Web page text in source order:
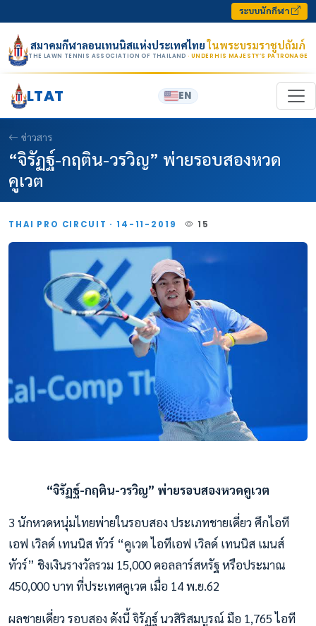
ระบบนักกีฬา
สมาคมกีฬาลอนเทนนิสแห่งประเทศไทยในพระบรมราชูปถัมภ์
THE LAWN TENNIS ASSOCIATION OF THAILAND · UNDER HIS MAJESTY’S PATRONAGE
LTAT EN
ข่าวสาร
“จิรัฏฐ์-กฤติน-วรวิญ” พ่ายรอบสองหวด
คูเวต
THAI PRO CIRCUIT · 14-11-2019 15
“จิรัฏฐ์-กฤติน-วรวิญ” พ่ายรอบสองหวดคูเวต
3 นักหวดหนุ่มไทยพ่ายในรอบสอง ประเภทชายเดี่ยว ศึกไอที
เอฟ เวิลด์ เทนนิส ทัวร์ “คูเวต ไอทีเอฟ เวิลด์ เทนนิส เมนส์
ทัวร์” ชิงเงินรางวัลรวม 15,000 ดอลลาร์สหรัฐ หรือประมาณ
450,000 บาท ที่ประเทศคูเวต เมื่อ 14 พ.ย.62
ผลชายเดี่ยว รอบสอง ดังนี้ จิรัฏฐ์ นวสิริสมบูรณ์ มือ 1,765 ไอที